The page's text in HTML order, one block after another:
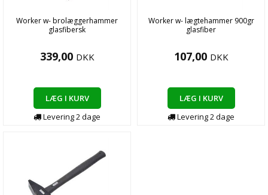
Worker w- brolæggerhammer
glasfibersk
339,00 DKK
LÆG I KURV
Levering2dage
Worker w- lægtehammer 900gr
glasfiber
107,00 DKK
LÆG I KURV
Levering2dage